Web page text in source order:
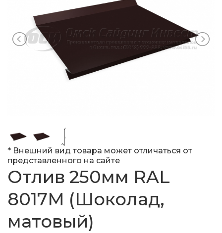
* Внешний вид товара может отличаться от
представленного на сайте
Отлив 250мм RAL
8017M (Шоколад,
матовый)